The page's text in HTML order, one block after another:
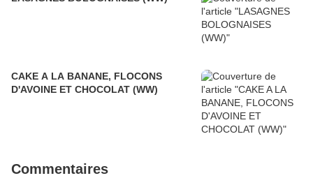
CAKE A LA BANANE, FLOCONS
D'AVOINE ET CHOCOLAT (WW)
Commentaires